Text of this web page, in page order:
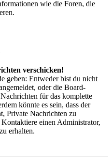
wie die Foren, die
verschicken!
geben: Entweder bist du nicht
oder die Board-
für das komplette
könnte es sein, dass der
Private Nachrichten zu
einen Administrator,
erhalten.